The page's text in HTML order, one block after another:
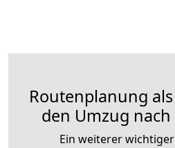
Routenplanung
den Umzug
Ein weiterer